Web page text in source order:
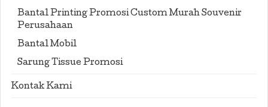
Bantal Printing Promosi Custom Murah Souvenir
Perusahaan
Bantal Mobil
Sarung Tissue Promosi
Kontak Kami